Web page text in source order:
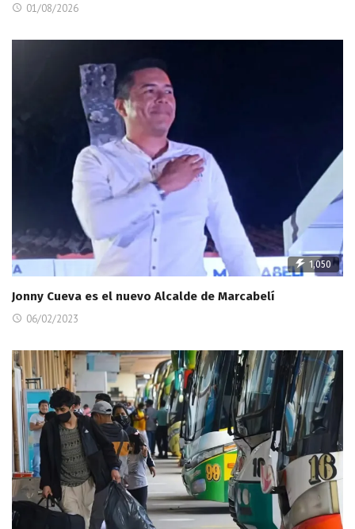
01/08/2026
1,050
Jonny Cueva es el nuevo Alcalde de Marcabelí
06/02/2023